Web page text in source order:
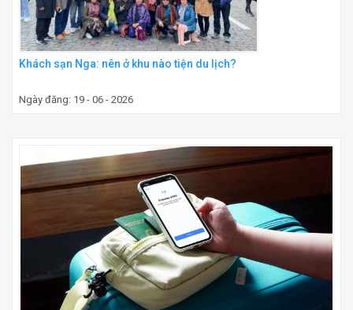
Khách sạn Nga: nên ở khu nào tiện du lịch?
Ngày đăng: 19 - 06 - 2026